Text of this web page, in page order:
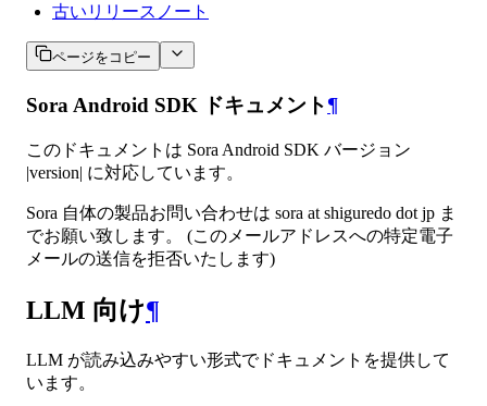
古いリリースノート
ページをコピー
Sora Android SDK ドキュメント¶
このドキュメントは Sora Android SDK バージョン
|version| に対応しています。
Sora 自体の製品お問い合わせは sora at shiguredo dot jp ま
でお願い致します。 (このメールアドレスへの特定電子
メールの送信を拒否いたします)
LLM 向け¶
LLM が読み込みやすい形式でドキュメントを提供して
います。